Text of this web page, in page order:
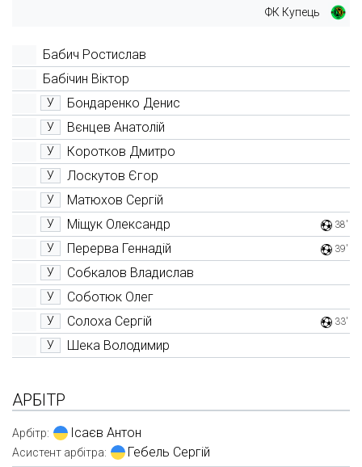
ФК Купець
Бабич Ростислав
Бабічин Віктор
У Бондаренко Денис
У Вєнцев Анатолій
У Коротков Дмитро
У Лоскутов Єгор
У Матюхов Сергій
У Міщук Олександр 38'
У Перерва Геннадій 39'
У Собкалов Владислав
У Соботюк Олег
У Солоха Сергій 33'
У Шека Володимир
АРБІТР
Арбітр: Ісаєв Антон
Асистент арбітра: Гебель Сергій